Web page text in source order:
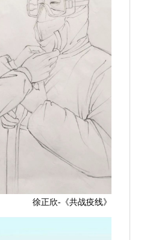
徐正欣-《共战疫线》